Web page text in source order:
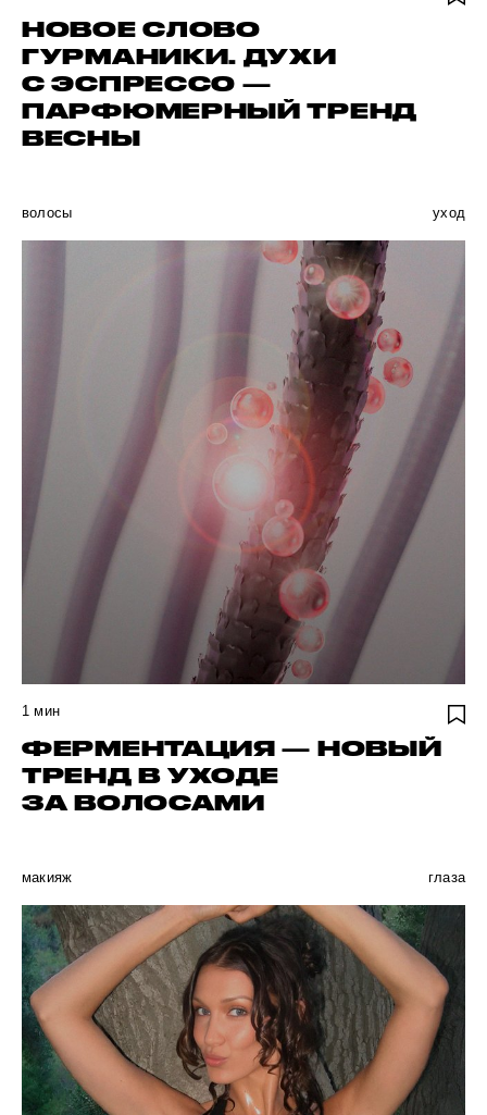
НОВОЕ СЛОВО
ГУРМАНИКИ. ДУХИ
С ЭСПРЕССО —
ПАРФЮМЕРНЫЙ ТРЕНД
ВЕСНЫ
волосы уход
1 мин
ФЕРМЕНТАЦИЯ — НОВЫЙ
ТРЕНД В УХОДЕ
ЗА ВОЛОСАМИ
макияж глаза